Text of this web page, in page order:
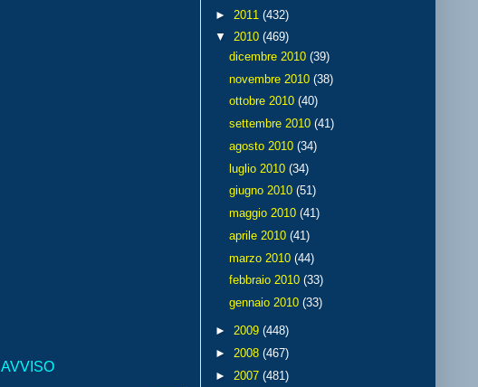
AVVISO
► 2011 (432)
▼ 2010 (469)
dicembre 2010 (39)
novembre 2010 (38)
ottobre 2010 (40)
settembre 2010 (41)
agosto 2010 (34)
luglio 2010 (34)
giugno 2010 (51)
maggio 2010 (41)
aprile 2010 (41)
marzo 2010 (44)
febbraio 2010 (33)
gennaio 2010 (33)
► 2009 (448)
► 2008 (467)
► 2007 (481)